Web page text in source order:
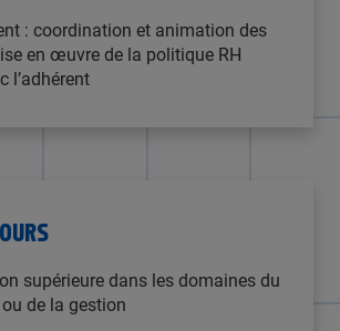
: coordination et animation des
en œuvre de la politique RH
l’adhérent
supérieure dans les domaines du
de la gestion